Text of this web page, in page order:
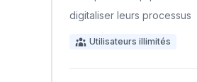
digitaliser leurs processus
Utilisateurs illimités